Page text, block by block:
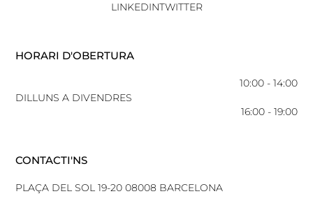
LINKEDINTWITTER
HORARI D'OBERTURA
DILLUNS A DIVENDRES
10:00 - 14:00
16:00 - 19:00
CONTACTI'NS
PLAÇA DEL SOL 19-20 08008 BARCELONA